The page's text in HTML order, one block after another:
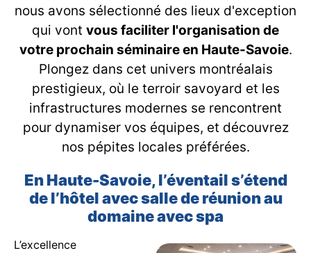
nous avons sélectionné des lieux d'exception
qui vont vous faciliter l'organisation de
votre prochain séminaire en Haute-Savoie.
Plongez dans cet univers montréalais
prestigieux, où le terroir savoyard et les
infrastructures modernes se rencontrent
pour dynamiser vos équipes, et découvrez
nos pépites locales préférées.
En Haute-Savoie, l’éventail s’étend
de l’hôtel avec salle de réunion au
domaine avec spa
L’excellence